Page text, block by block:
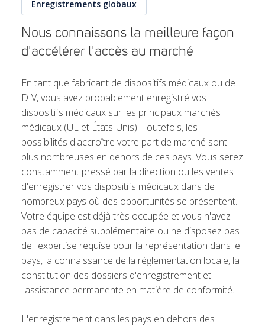
Enregistrements globaux
Nous connaissons la meilleure façon
d'accélérer l'accès au marché
En tant que fabricant de dispositifs médicaux ou de
DIV, vous avez probablement enregistré vos
dispositifs médicaux sur les principaux marchés
médicaux (UE et États-Unis). Toutefois, les
possibilités d'accroître votre part de marché sont
plus nombreuses en dehors de ces pays. Vous serez
constamment pressé par la direction ou les ventes
d'enregistrer vos dispositifs médicaux dans de
nombreux pays où des opportunités se présentent.
Votre équipe est déjà très occupée et vous n'avez
pas de capacité supplémentaire ou ne disposez pas
de l'expertise requise pour la représentation dans le
pays, la connaissance de la réglementation locale, la
constitution des dossiers d'enregistrement et
l'assistance permanente en matière de conformité.
L'enregistrement dans les pays en dehors des